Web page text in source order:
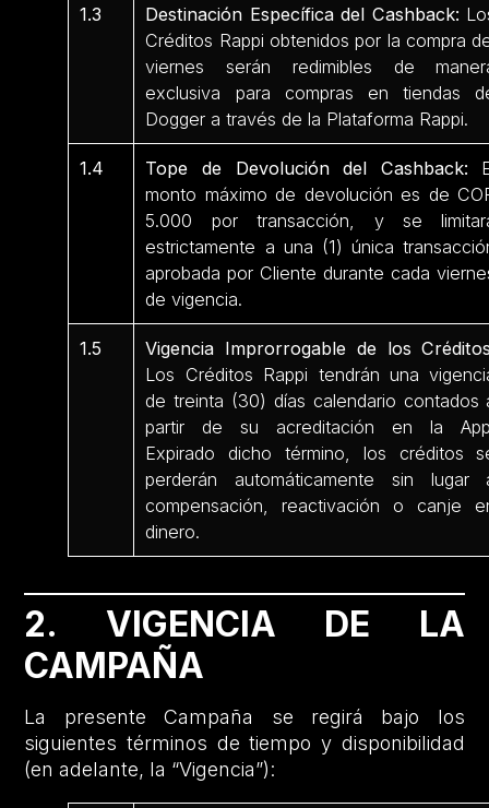
1.3 Destinación Específica del Cashback:
Créditos Rappi obtenidos por la compra
viernes serán redimibles de
exclusiva para compras en tiendas
Dogger a través de la Plataforma Rappi.
1.4 Tope de Devolución del Cashback:
monto máximo de devolución es de
5.000 por transacción, y se
estrictamente a una (1) única
aprobada por Cliente durante cada
de vigencia.
1.5
Vigencia Improrrogable de los
Los Créditos Rappi tendrán una
de treinta (30) días calendario contados
partir de su acreditación en la
Expirado dicho término, los créditos
perderán automáticamente sin lugar
compensación, reactivación o canje
dinero.
2. VIGENCIA DE LA
CAMPAÑA
La presente Campaña se regirá bajo los
siguientes términos de tiempo y disponibilidad
(en adelante, la “Vigencia”):